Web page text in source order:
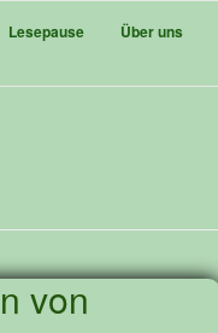
Lesepause Über uns
von